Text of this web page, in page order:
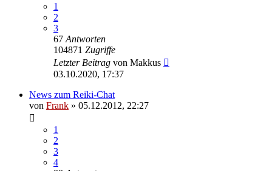
1
2
3
67 Antworten
104871 Zugriffe
Letzter Beitrag von Makkus
03.10.2020, 17:37
News zum Reiki-Chat
von Frank » 05.12.2012, 22:27
1
2
3
4